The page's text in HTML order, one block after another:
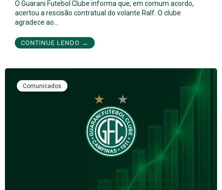
O Guarani Futebol Clube informa que, em comum acordo,
acertou a rescisão contratual do volante Ralf. O clube
agradece ao…
CONTINUE LENDO →
Comunicados